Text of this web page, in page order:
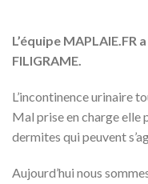
L’équipe
FILIGRAME.
L’incontinence urinaire
Mal prise en charge elle
dermites qui peuvent
Aujourd’hui nous